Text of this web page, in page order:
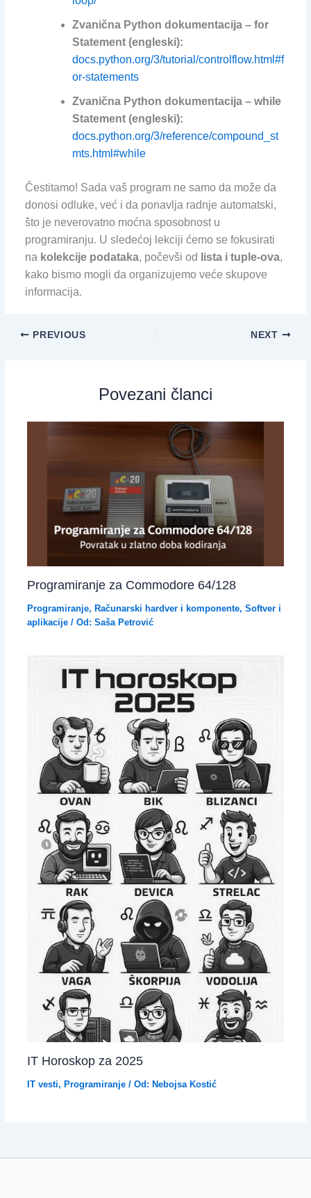
Zvanična Python dokumentacija – for
Statement (engleski):
docs.python.org/3/tutorial/controlflow.html#f
or-statements
Zvanična Python dokumentacija – while
Statement (engleski):
docs.python.org/3/reference/compound_st
mts.html#while
Čestitamo! Sada vaš program ne samo da može da
donosi odluke, već i da ponavlja radnje automatski,
što je neverovatno moćna sposobnost u
programiranju. U sledećoj lekciji ćemo se fokusirati
na kolekcije podataka, počevši od lista i tuple-ova,
kako bismo mogli da organizujemo veće skupove
informacija.
PREVIOUS NEXT
Povezani članci
Programiranje za Commodore 64/128
Programiranje, Računarski hardver i komponente, Softver i
aplikacije/ Od: Saša Petrović
IT Horoskop za 2025
IT vesti, Programiranje/ Od: Nebojsa Kostić